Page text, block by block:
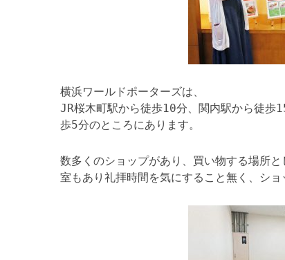
横浜ワールドポーターズは、
JR桜木町駅から徒歩10分、関内駅から徒歩
歩5分のところにあります。
数多くのショップがあり、買い物する場所
室もあり礼拝時間を気にすること無く、ショ